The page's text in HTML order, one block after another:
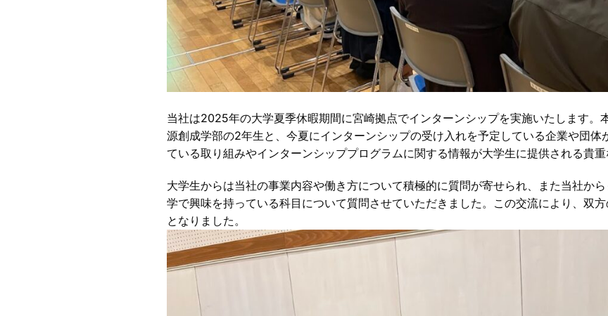
当社は2025年の大学夏季休暇期間に宮崎拠点でインターンシップを実施いたします。
源創成学部の2年生と、今夏にインターンシップの受け入れを予定している企業や団体
ている取り組みやインターンシッププログラムに関する情報が大学生に提供される貴重
大学生からは当社の事業内容や働き方について積極的に質問が寄せられ、また当社か
学で興味を持っている科目について質問させていただきました。この交流により、双
となりました。